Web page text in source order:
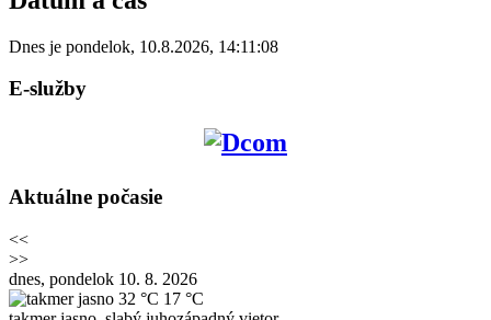
Dnes je pondelok, 10.8.2026, 14:11:08
E-služby
Aktuálne počasie
<<
>>
dnes, pondelok 10. 8. 2026
32 °C 17 °C